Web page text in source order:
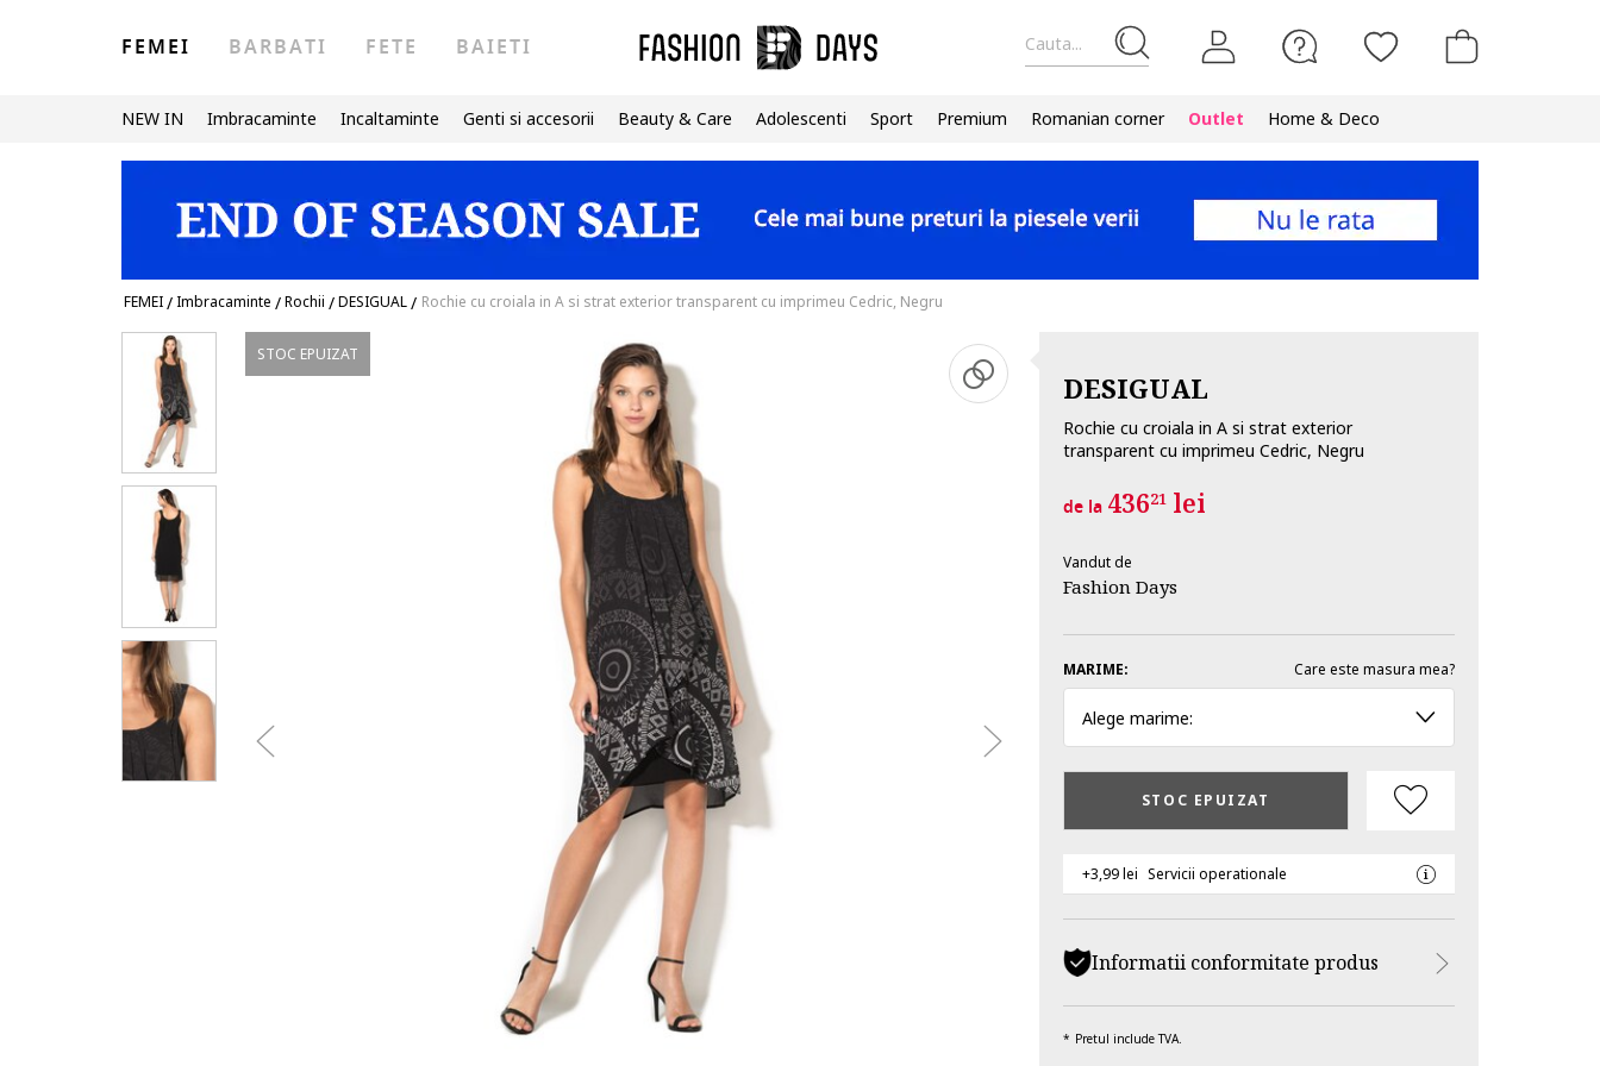
Cauta...
FEMEI BARBATI FETE BAIETI
NEW IN Imbracaminte Incaltaminte Genti si accesorii Beauty & Care Adolescenti Sport Premium Romanian corner Outlet Home & Deco
FEMEI/Imbracaminte /Rochii /DESIGUAL/ Rochie cu croiala in A si strat exterior transparent cu imprimeu Cedric, Negru
STOC EPUIZAT
DESIGUAL
Rochie cu croiala in A si strat exterior
transparent cu imprimeu Cedric, Negru
de la 43621lei
Vandut de
Fashion Days
MARIME: Care este masura mea?
Alege marime:
STOC EPUIZAT
+3,99 lei Servicii operationale
Informatii conformitate produs
Pretul include TVA.